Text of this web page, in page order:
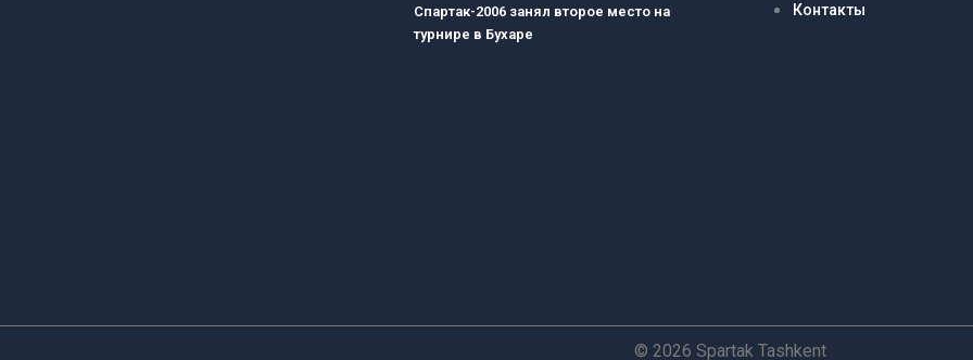
k a m
Спартак-2006 занял второе место на
турнире в Бухаре
Контакты
© 2026 Spartak Tashkent